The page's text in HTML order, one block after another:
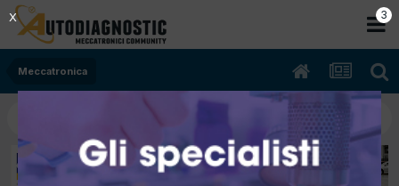
Meccatronica
2
X